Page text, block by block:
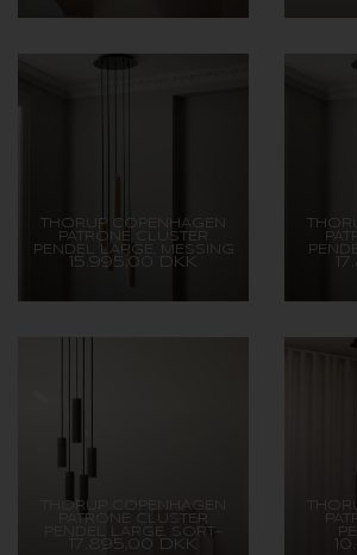
THORUP COPENHAGEN
PATRONE CLUSTER
PENDEL LARGE, MESSING
15.995,00 DKK
THORUP COPENHAGEN
PATRONE CLUSTER
PENDEL LARGE, SORT-
BRUNERET MESSING
17.895,00 DKK